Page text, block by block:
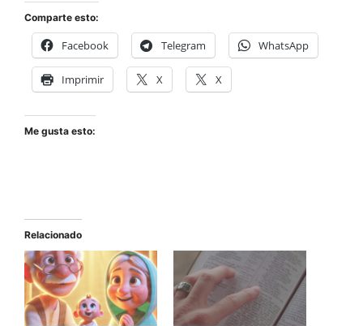
Comparte esto:
Facebook Telegram WhatsApp
Imprimir X X
Me gusta esto:
Relacionado